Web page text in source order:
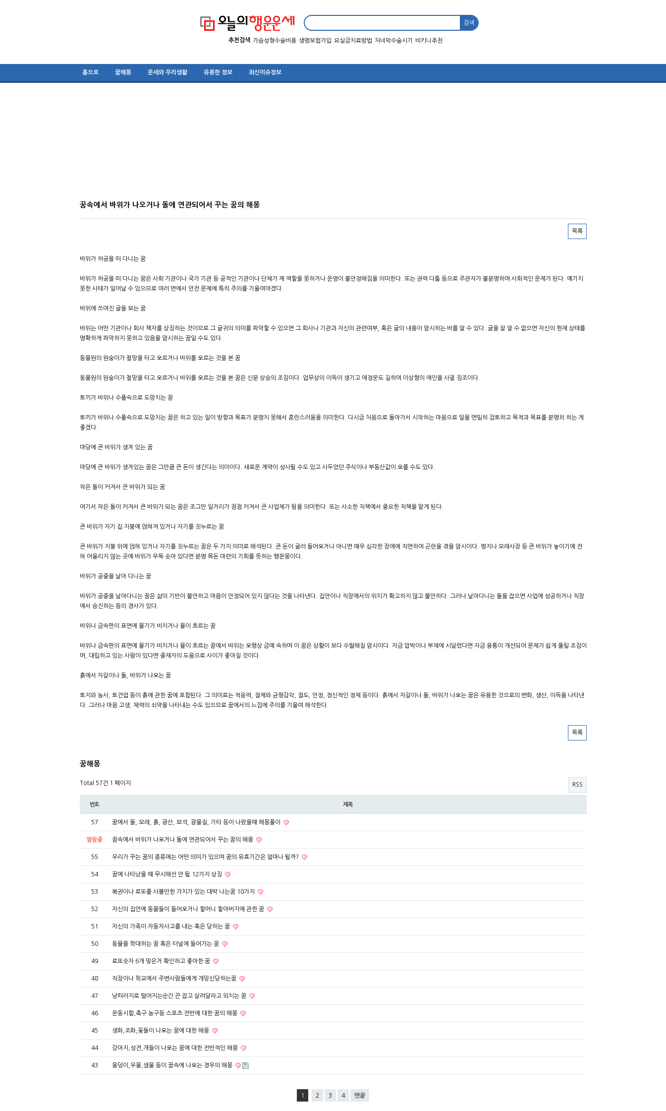
추천검색 가슴성형수술비용 생명보험가입 요실금치료방법 처녀막수술시기 비키니추천
홈으로 꿈해몽 운세와 우리생활 유용한 정보 최신이슈정보
꿈속에서 바위가 나오거나 돌에 연관되어서 꾸는 꿈의 해몽
목록
바위가 허공을 떠 다니는 꿈
바위가 허공을 떠 다니는 꿈은 사회 기관이나 국가 기관 등 공적인 기관이나 단체가 제 역할을 못하거나 운영이 불안정해짐을 의미한다. 또는 권력 다툼 등으로 주관자가 불분명하여 사회적인 문제가 된다. 예기치
못한 사태가 일어날 수 있으므로 여러 면에서 안전 문제에 특히 주의를 기울여야겠다.
바위에 쓰여진 글을 보는 꿈
바위는 어떤 기관이나 회사 책자를 상징하는 것이므로 그 글귀의 의미를 파악할 수 있으면 그 회사나 기관과 자신의 관련여부, 혹은 글의 내용이 암시하는 바를 알 수 있다. 글을 잘 알 수 없으면 자신의 현재 상태를
명확하게 파악하지 못하고 있음을 암시하는 꿈일 수도 있다.
동물원의 원숭이가 철망을 타고 오르거나 바위를 오르는 것을 본 꿈
동물원의 원숭이가 철망을 타고 오르거나 바위를 오르는 것을 본 꿈은 신분 상승의 조짐이다. 업무상의 이득이 생기고 애정운도 길하여 이상형의 애인을 사귈 징조이다.
토끼가 바위나 수풀속으로 도망치는 꿈
토끼가 바위나 수풀속으로 도망치는 꿈은 하고 있는 일이 방향과 목표가 분명치 못해서 혼란스러움을 의미한다. 다시금 처음으로 돌아가서 시작하는 마음으로 일을 면밀히 검토하고 목적과 목표를 분명히 하는 게
좋겠다.
마당에 큰 바위가 생겨 있는 꿈
마당에 큰 바위가 생겨있는 꿈은 그만큼 큰 돈이 생긴다는 의미이다. 새로운 계약이 성사될 수도 있고 사두었던 주식이나 부동산값이 오를 수도 있다.
작은 돌이 커져서 큰 바위가 되는 꿈
여기서 작은 돌이 커져서 큰 바위가 되는 꿈은 조그만 일거리가 점점 커져서 큰 사업체가 됨을 의미한다. 또는 사소한 직책에서 중요한 직책을 맡게 된다.
큰 바위가 자기 집 지붕에 얹혀져 있거나 자기를 짓누르는 꿈
큰 바위가 지붕 위에 얹혀 있거나 자기를 짓누르는 꿈은 두 가지 의미로 해석된다. 큰 돈이 굴러 들어오거나 아니면 매우 심각한 장애에 직면하여 곤란을 겪을 암시이다. 평지나 모래사장 등 큰 바위가 놓이기에 전
혀 어울리지 않는 곳에 바위가 우뚝 솟아 있다면 분명 목돈 마련의 기회를 뜻하는 행운몽이다.
바위가 공중을 날아 다니는 꿈
바위가 공중을 날아다니는 꿈은 삶의 기반이 불안하고 마음이 안정되어 있지 않다는 것을 나타낸다. 집안이나 직장에서의 위치가 확고하지 않고 불안하다. 그러나 날아다니는 돌을 잡으면 사업에 성공하거나 직장
에서 승진하는 등의 경사가 있다.
바위나 금속판의 표면에 물기가 비치거나 물이 흐르는 꿈
바위나 금속판의 표면에 물기가 비치거나 물이 흐르는 꿈에서 바위는 오행상 금에 속하며 이 꿈은 상황이 보다 수월해질 암시이다. 자금 압박이나 부채에 시달렸다면 자금 융통이 개선되어 문제가 쉽게 풀릴 조짐이
며, 대립하고 있는 사람이 있다면 중재자의 도움으로 사이가 좋아질 것이다.
흙에서 자갈이나 돌, 바위가 나오는 꿈
토지와 농사, 토건업 등이 흙에 관한 꿈에 포함된다. 그 의미로는 적응력, 절제와 균형감각, 절도, 안정, 정신적인 정체 등이다. 흙에서 자갈이나 돌, 바위가 나오는 꿈은 유용한 것으로의 변화, 생산, 이득을 나타낸
다. 그러나 마음 고생, 체력의 쇠약을 나타내는 수도 있으므로 꿈에서의 느낌에 주의를 기울여 해석한다.
목록
꿈해몽
Total 57건 1 페이지 RSS
번호 제목
57 꿈에서 돌, 모래, 흙, 광산, 보석, 광물질, 기타 등이 나왔을때 해몽풀이
열람중 꿈속에서 바위가 나오거나 돌에 연관되어서 꾸는 꿈의 해몽
55 우리가 꾸는 꿈의 종류에는 어떤 의미가 있으며 꿈의 유효기간은 얼마나 될까?
54 꿈에 나타났을 때 무시해선 안 될 12가지 상징
53 복권이나 로또를 사볼만한 가치가 있는 대박 나는꿈 10가지
52 자신의 집안에 동물들이 들어오거나 할머니 할아버지에 관한 꿈
51 자신의 가족이 자동차사고를 내는 혹은 당하는 꿈
50 동물을 학대하는 꿈 혹은 터널에 들어가는 꿈
49 로또숫자 6개 맞은거 확인하고 좋아한 꿈
48 직장이나 학교에서 주변사람들에게 개망신당하는꿈
47 낭떠러지로 떨어지는순간 끈 잡고 살려달라고 외치는 꿈
46 운동시합,축구 농구등 스포츠 전반에 대한 꿈의 해몽
45 생화,조화,꽃들이 나오는 꿈에 대한 해몽
44 강아지,성견,개들이 나오는 꿈에 대한 전반적인 해몽
43 웅덩이,우물,샘물 등이 꿈속에 나오는 경우의 해몽
1 2 3 4 맨끝